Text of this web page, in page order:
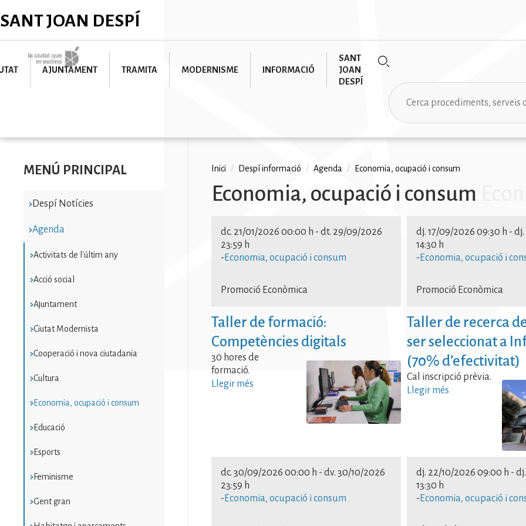
al
SANT JOAN DESPÍ
Imatge
AJUNTAMENT TRAMITA MODERNISME INFORMACIÓ
SANT
JOAN
DESPÍ
Cerca
MENÚ PRINCIPAL
Despí Notícies
Agenda
Activitats de l'últim any
Acció social
Ajuntament
Ciutat Modernista
Cooperació i nova ciutadania
Cultura
Economia, ocupació i consum
Educació
Esports
Feminisme
Gent gran
Fil
d'ariadna
Inici / Despí informació / Agenda / Economia, ocupació i consum
Economia, ocupació i consum
ocupació i consum Economia,
consum Economia, ocupació i
consum Economia, ocupació i
Economia, ocupació i consum
ocupació i consum Economia,
consum Economia, ocupació i
dc. 21/01/2026 00:00 h - dt. 29/09/2026
23:59 h
- Economia, ocupació i consum
Promoció Econòmica
Taller de formació:
Competències digitals
30 hores de
formació.
Llegir més
dj. 17/09/2026 09:30 h - dj.
14:30 h
- Economia, ocupació i
Promoció Econòmica
Taller de recerca
ser seleccionat a
(70% d’efectivitat)
Cal inscripció prèvia.
Llegir més
dc. 30/09/2026 00:00 h - dv. 30/10/2026
23:59 h
- Economia, ocupació i consum
dj. 22/10/2026 09:00 h -
13:30 h
- Economia, ocupació i